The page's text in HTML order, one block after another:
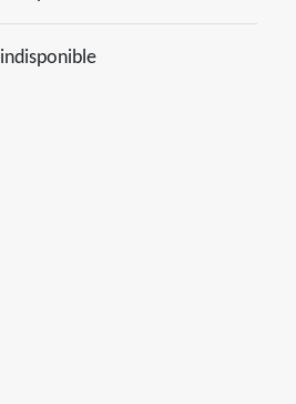
indisponible